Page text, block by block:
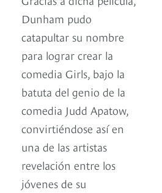
Dunham pudo
catapultar su nombre
para lograr crear la
comedia Girls, bajo la
batuta del genio de la
comedia Judd Apatow,
convirtiéndose así en
una de las artistas
revelación entre los
jóvenes de su